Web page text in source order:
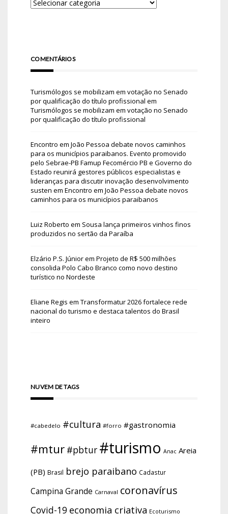
COMENTÁRIOS
Turismólogos se mobilizam em votação no Senado
por qualificação do título profissional em
Turismólogos se mobilizam em votação no Senado
por qualificação do título profissional
Encontro em João Pessoa debate novos caminhos
para os municípios paraibanos. Evento promovido
pelo Sebrae-PB Famup Fecomércio PB e Governo do
Estado reunirá gestores públicos especialistas e
lideranças para discutir inovação desenvolvimento
susten em Encontro em João Pessoa debate novos
caminhos para os municípios paraibanos
Luiz Roberto em Sousa lança primeiros vinhos finos
produzidos no sertão da Paraíba
Elzário P.S. Júniorem Projeto de R$ 500 milhões
consolida Polo Cabo Branco como novo destino
turístico no Nordeste
Eliane Regis em Transformatur 2026 fortalece rede
nacional do turismo e destaca talentos do Brasil
inteiro
NUVEM DE TAGS
#cabedelo #cultura #forro #gastronomia
#mtur #pbtur #turismo Anac Areia
(PB) Brasil brejo paraibano Cadastur
Campina Grande Carnaval coronavírus
Covid-19 economia criativa Ecoturismo